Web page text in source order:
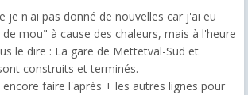
je n'ai pas donné de nouvelles car j'ai eu
mou" à cause des chaleurs, mais à l'heure
le dire : La gare de Mettetval-Sud et
construits et terminés.
faire l'après + les autres lignes pour